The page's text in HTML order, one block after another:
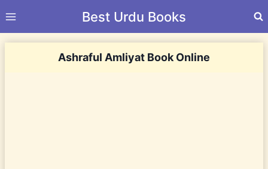
to
Best Urdu Books
Ashraful Amliyat Book Online